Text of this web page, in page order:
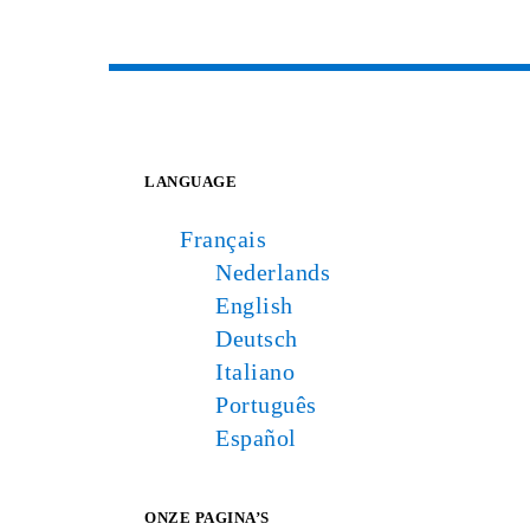
LANGUAGE
Français
Nederlands
English
Deutsch
Italiano
Português
Español
ONZE PAGINA’S